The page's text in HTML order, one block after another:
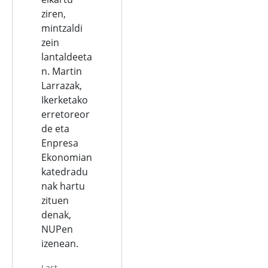
ziren,
mintzaldi
zein
lantaldeeta
n. Martin
Larrazak,
Ikerketako
erretoreor
de eta
Enpresa
Ekonomian
katedradu
nak hartu
zituen
denak,
NUPen
izenean.